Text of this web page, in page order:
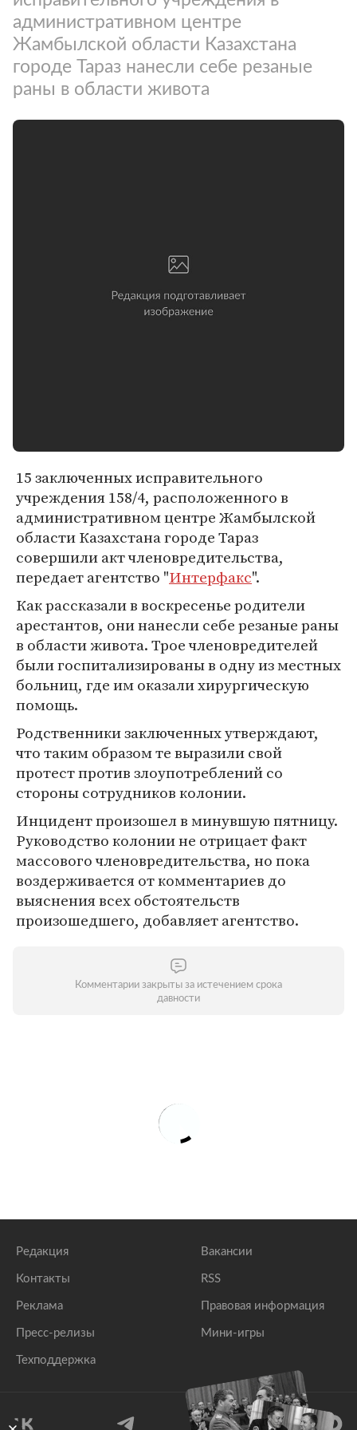
административном центре
Жамбылской области Казахстана
городе Тараз нанесли себе резаные
раны в области живота
15 заключенных исправительного
учреждения 158/4, расположенного в
административном центре Жамбылской
области Казахстана городе Тараз
совершили акт членовредительства,
передает агентство "Интерфакс".
Как рассказали в воскресенье родители
арестантов, они нанесли себе резаные раны
в области живота. Трое членовредителей
были госпитализированы в одну из местных
больниц, где им оказали хирургическую
помощь.
Родственники заключенных утверждают,
что таким образом те выразили свой
протест против злоупотреблений со
стороны сотрудников колонии.
Инцидент произошел в минувшую пятницу.
Руководство колонии не отрицает факт
массового членовредительства, но пока
воздерживается от комментариев до
выяснения всех обстоятельств
произошедшего, добавляет агентство.
Комментарии закрыты за истечением срока
давности
Редакция
Контакты
Реклама
Пресс-релизы
Техподдержка
Вакансии
RSS
Правовая информация
Мини-игры